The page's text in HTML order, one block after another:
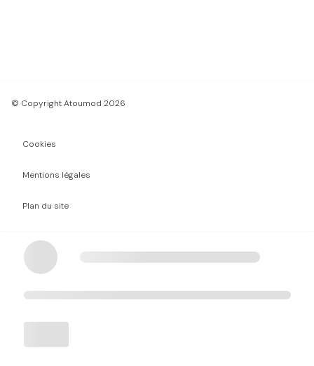
Chargement
© Copyright Atoumod 2026
Cookies
Mentions légales
Plan du site